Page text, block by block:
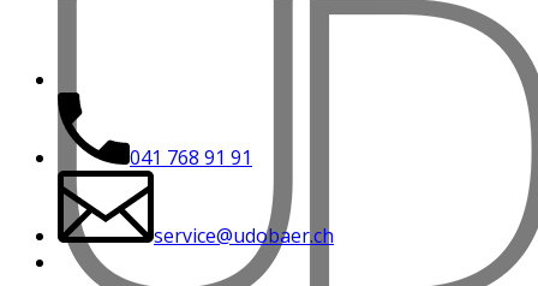
041 768 91 91
service@udobaer.ch